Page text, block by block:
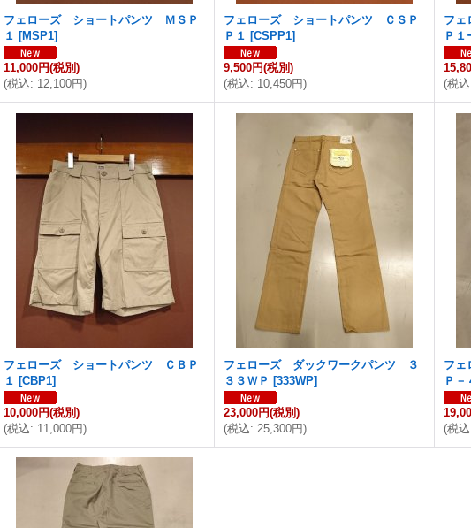
フェローズ ショートパンツ ＭＳＰ
１ [MSP1]
11,000円(税別)
(税込: 12,100円)
フェローズ ショートパンツ ＣＳＰ
Ｐ１ [CSPP1]
9,500円(税別)
(税込: 10,450円)
フ
Ｐ１
(税込
フェローズ ショートパンツ ＣＢＰ
１ [CBP1]
10,000円(税別)
(税込: 11,000円)
フェローズ ダックワークパンツ ３
３３ＷＰ [333WP]
23,000円(税別)
(税込: 25,300円)
フ
Ｐ－
(税込